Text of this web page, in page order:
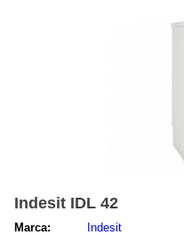
Indesit IDL 42
Marca:
Indesit